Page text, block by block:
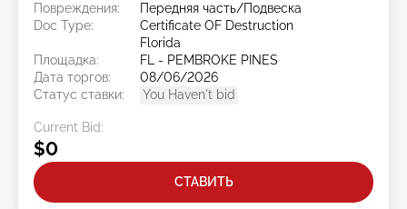
Повреждения:
Передняя часть/Подвеска
Doc Type:
Certificate OF Destruction
Florida
Площадка:
FL - PEMBROKE PINES
Дата торгов:
08/06/2026
Статус ставки:
You Haven't bid
Current Bid:
$0
СТАВИТЬ